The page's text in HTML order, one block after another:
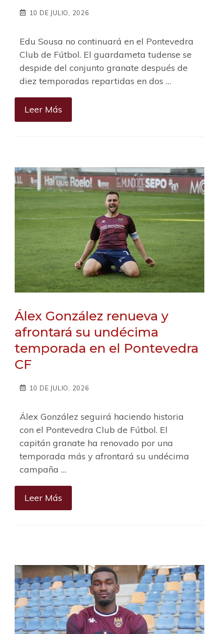
10 DE JULIO, 2026
Edu Sousa no continuará en el Pontevedra
Club de Fútbol. El guardameta tudense se
despide del conjunto granate después de
diez temporadas repartidas en dos …
Leer Más
Álex González renueva y
afrontará su undécima
temporada en el Pontevedra
CF
10 DE JULIO, 2026
Álex González seguirá haciendo historia
con el Pontevedra Club de Fútbol. El
capitán granate ha renovado por una
temporada más y afrontará su undécima
campaña …
Leer Más